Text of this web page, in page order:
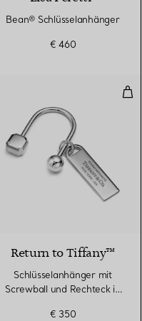
Bean® Schlüsselanhänger
€ 460
mit
Return to Tiffany™
Schlüsselanhänger mit
Screwball und Rechteck in
€ 350